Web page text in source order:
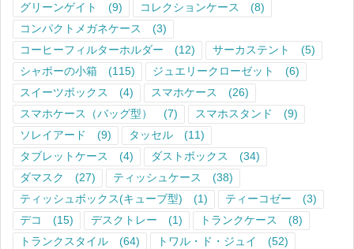
グリーンゲイト
(9) コレクションケース
(8)
コンパクトメガネケース
(3)
コーヒーフィルターホルダー
(12) サーカステント
(5)
シャポーの小箱
(115) ジュエリークローゼット
(6)
スイーツボックス
(4) スマホケース
(26)
スマホケース（バッグ型）
(7) スマホスタンド
(9)
ソレイアード
(9) タッセル
(11)
タブレットケース
(4) ダストボックス
(34)
ダマスク
(27) ティッシュケース
(38)
ティッシュボックス(キューブ型)
(1) ティーコゼー
(3)
デコ
(15) デスクトレー (1) トランクケース
(8)
トランクスタイル
(64) トワル・ド・ジュイ
(52)